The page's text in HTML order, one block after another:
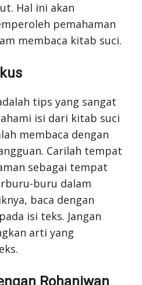
Hal ini akan
pemahaman
membaca kitab suci.
tips yang sangat
isi dari kitab suci
membaca dengan
Carilah tempat
sebagai tempat
buru dalam
baca dengan
isi teks. Jangan
arti yang
Rohaniwan